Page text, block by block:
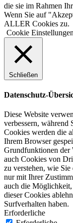
die sie im Rahmen
Wenn Sie auf
ALLER Cookies zu.
Cookie Einstellungen
Schließen
Datenschutz-
Diese Website
verbessern, während
Cookies werden die
Ihrem Browser
Grundfunktionen der
auch Cookies von
zu verstehen, wie
nur mit Ihrer
auch die Möglichkeit,
dieser Cookies
Surfverhalten haben.
Erforderliche